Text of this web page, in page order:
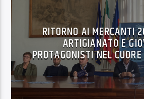
RITORNO AI MERCANTI
ARTIGIANATO E
PROTAGONISTI NEL